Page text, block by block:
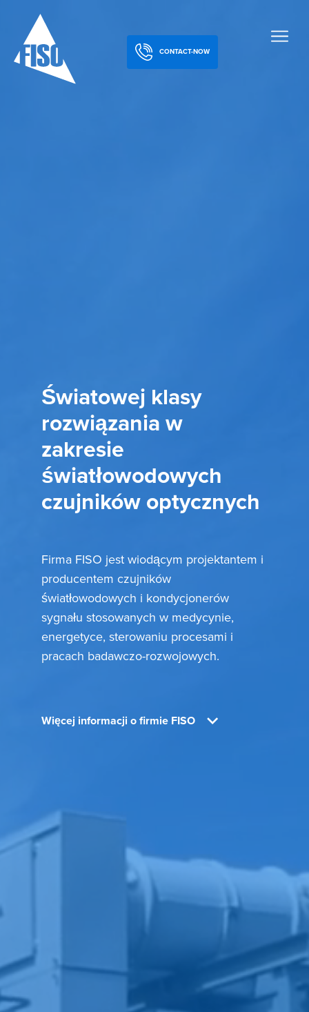
CONTACT-NOW
Światowej klasy
rozwiązania w
zakresie
światłowodowych
czujników optycznych
Firma FISO jest wiodącym projektantem i
producentem czujników
światłowodowych i kondycjonerów
sygnału stosowanych w medycynie,
energetyce, sterowaniu procesami i
pracach badawczo-rozwojowych.
Więcej informacji o firmie FISO